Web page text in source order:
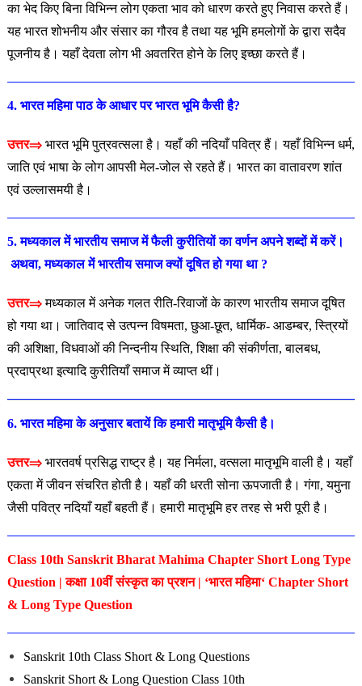
का भेद किए बिना विभिन्न लोग एकता भाव को धारण करते हुए निवास करते हैं।
यह भारत शोभनीय और संसार का गौरव है तथा यह भूमि हमलोगों के द्वारा सदैव
पूजनीय है। यहाँ देवता लोग भी अवतरित होने के लिए इच्छा करते हैं।
4. भारत महिमा पाठ के आधार पर भारत भूमि कैसी है?
उत्तर⇒भारत भूमि पुत्रवत्सला है। यहाँ की नदियाँ पवित्र हैं। यहाँ विभिन्न धर्म,
जाति एवं भाषा के लोग आपसी मेल-जोल से रहते हैं। भारत का वातावरण शांत
एवं उल्लासमयी है।
5. मध्यकाल में भारतीय समाज में फैली कुरीतियों का वर्णन अपने शब्दोंमें करें।
अथवा, मध्यकाल में भारतीय समाज क्यों दूषित हो गया था ?
उत्तर⇒मध्यकाल में अनेक गलत रीति-रिवाजों के कारण भारतीय समाज दूषित
हो गया था। जातिवाद से उत्पन्न विषमता, छुआ-छूत, धार्मिक- आडम्बर, स्त्रियों
की अशिक्षा, विधवाओं की निन्दनीय स्थिति, शिक्षा की संकीर्णता, बालबध,
प्रदाप्रथा इत्यादि कुरीतियाँ समाज में व्याप्त थीं।
6. भारत महिमा के अनुसार बतायें कि हमारी मातृभूमि कैसी है।
उत्तर⇒भारतवर्ष प्रसिद्ध राष्ट्र है। यह निर्मला, वत्सला मातृभूमि वाली है। यहाँ
एकता में जीवन संचरित होती है। यहाँ की धरती सोना ऊपजाती है। गंगा, यमुना
जैसी पवित्र नदियाँ यहाँ बहती हैं। हमारी मातृभूमि हर तरह से भरी पूरीहै।
Class 10th Sanskrit Bharat Mahima Chapter Short Long Type
Question | कक्षा 10वीं संस्कृत का प्रशन | ‘भारत महिमा‘Chapter Short
& Long Type Question
Sanskrit 10th Class Short & LongQuestions
Sanskrit Short & LongQuestion Class 10th